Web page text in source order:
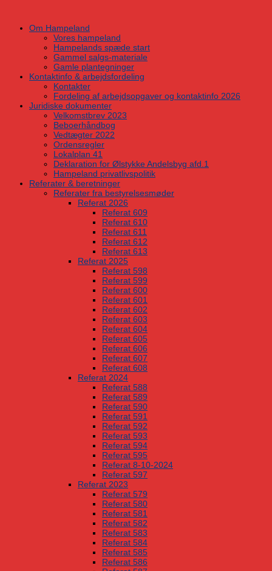
contentOm Hampeland
Vores hampeland
Hampelands spæde start
Gammel salgs-materiale
Gamle plantegninger
Kontaktinfo & arbejdsfordeling
Kontakter
Fordeling af arbejdsopgaver og kontaktinfo 2026
Juridiske dokumenter
Velkomstbrev 2023
Beboerhåndbog
Vedtægter 2022
Ordensregler
Lokalplan 41
Deklaration for Ølstykke Andelsbyg afd.1
Hampeland privatlivspolitik
Referater & beretninger
Referater fra bestyrelsesmøder
Referat 2026
Referat 609
Referat 610
Referat 611
Referat 612
Referat 613
Referat 2025
Referat 598
Referat 599
Referat 600
Referat 601
Referat 602
Referat 603
Referat 604
Referat 605
Referat 606
Referat 607
Referat 608
Referat 2024
Referat 588
Referat 589
Referat 590
Referat 591
Referat 592
Referat 593
Referat 594
Referat 595
Referat 8-10-2024
Referat 597
Referat 2023
Referat 579
Referat 580
Referat 581
Referat 582
Referat 583
Referat 584
Referat 585
Referat 586